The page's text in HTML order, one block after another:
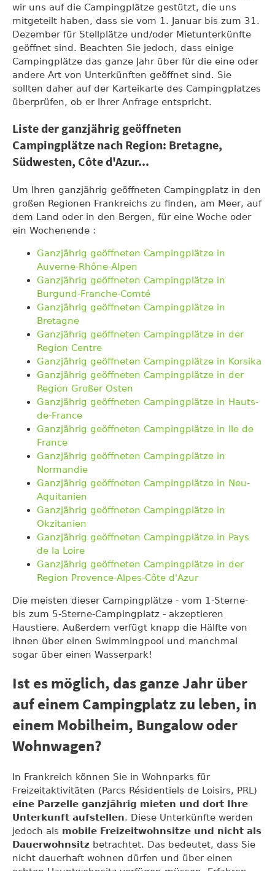
wir uns auf die Campingplätze gestützt, die uns
mitgeteilt haben, dass sie vom 1. Januar bis zum 31.
Dezember für Stellplätze und/oder Mietunterkünfte
geöffnet sind. Beachten Sie jedoch, dass einige
Campingplätze das ganze Jahr über für die eine oder
andere Art von Unterkünften geöffnet sind. Sie
sollten daher auf der Karteikarte des Campingplatzes
überprüfen, ob er Ihrer Anfrage entspricht.
Liste der ganzjährig geöffneten
Campingplätze nach Region: Bretagne,
Südwesten, Côte d'Azur...
Um Ihren ganzjährig geöffneten Campingplatz in den
großen Regionen Frankreichs zu finden, am Meer, auf
dem Land oder in den Bergen, für eine Woche oder
ein Wochenende :
Ganzjährig geöffneten Campingplätze in
Auverne-Rhône-Alpen
Ganzjährig geöffneten Campingplätze in
Burgund-Franche-Comté
Ganzjährig geöffneten Campingplätze in
Bretagne
Ganzjährig geöffneten Campingplätze in der
Region Centre
Ganzjährig geöffneten Campingplätze in Korsika
Ganzjährig geöffneten Campingplätze in der
Region Großer Osten
Ganzjährig geöffneten Campingplätze in Hauts-
de-France
Ganzjährig geöffneten Campingplätze in Ile de
France
Ganzjährig geöffneten Campingplätze in
Normandie
Ganzjährig geöffneten Campingplätze in Neu-
Aquitanien
Ganzjährig geöffneten Campingplätze in
Okzitanien
Ganzjährig geöffneten Campingplätze in Pays
de la Loire
Ganzjährig geöffneten Campingplätze in der
Region Provence-Alpes-Côte d'Azur
Die meisten dieser Campingplätze - vom 1-Sterne-
bis zum 5-Sterne-Campingplatz - akzeptieren
Haustiere. Außerdem verfügt knapp die Hälfte von
ihnen über einen Swimmingpool und manchmal
sogar über einen Wasserpark!
Ist es möglich, das ganze Jahr über
auf einem Campingplatz zu leben, in
einem Mobilheim, Bungalow oder
Wohnwagen?
In Frankreich können Sie in Wohnparks für
Freizeitaktivitäten (Parcs Résidentiels de Loisirs, PRL)
eine Parzelle ganzjährig mieten und dort Ihre
Unterkunft aufstellen. Diese Unterkünfte werden
jedoch als mobile Freizeitwohnsitze und nicht als
Dauerwohnsitz betrachtet. Das bedeutet, dass Sie
nicht dauerhaft wohnen dürfen und über einen